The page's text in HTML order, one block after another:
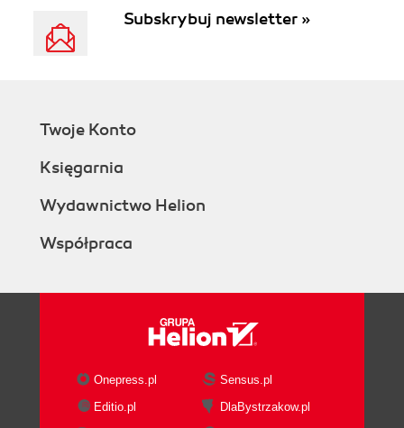
Subskrybuj newsletter »
Twoje Konto
Księgarnia
Wydawnictwo Helion
Współpraca
Onepress.pl
Sensus.pl
Editio.pl
DlaBystrzakow.pl